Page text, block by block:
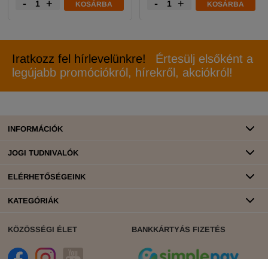
- + KOSÁRBA - + KOSÁRBA
Iratkozz fel hírlevelünkre!
Értesülj elsőként a
legújabb promóciókról, hírekről, akciókról!
INFORMÁCIÓK
JOGI TUDNIVALÓK
ELÉRHETŐSÉGEINK
KATEGÓRIÁK
KÖZÖSSÉGI ÉLET BANKKÁRTYÁS FIZETÉS